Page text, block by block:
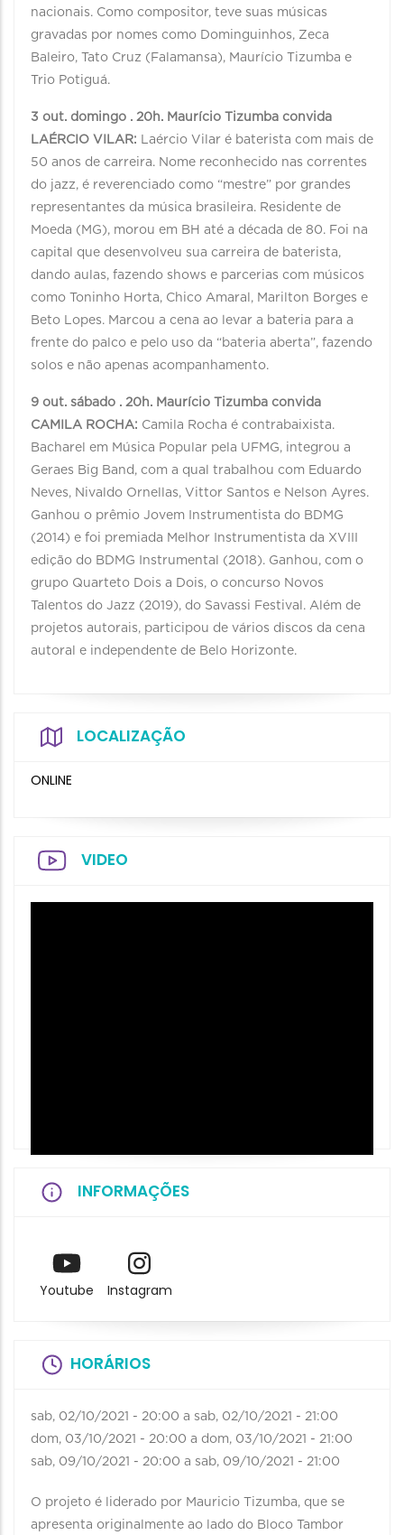
nacionais. Como compositor, teve suas músicas
gravadas por nomes como Dominguinhos, Zeca
Baleiro, Tato Cruz (Falamansa), Maurício Tizumba e
Trio Potiguá.
3 out. domingo . 20h. Maurício Tizumba convida
LAÉRCIO VILAR: Laércio Vilar é baterista com mais de
50 anos de carreira. Nome reconhecido nas correntes
do jazz, é reverenciado como “mestre” por grandes
representantes da música brasileira. Residente de
Moeda (MG), morou em BH até a década de 80. Foi na
capital que desenvolveu sua carreira de baterista,
dando aulas, fazendo shows e parcerias com músicos
como Toninho Horta, Chico Amaral, Marilton Borges e
Beto Lopes. Marcou a cena ao levar a bateria para a
frente do palco e pelo uso da “bateria aberta”, fazendo
solos e não apenas acompanhamento.
9 out. sábado . 20h. Maurício Tizumba convida
CAMILA ROCHA: Camila Rocha é contrabaixista.
Bacharel em Música Popular pela UFMG, integrou a
Geraes Big Band, com a qual trabalhou com Eduardo
Neves, Nivaldo Ornellas, Vittor Santos e Nelson Ayres.
Ganhou o prêmio Jovem Instrumentista do BDMG
(2014) e foi premiada Melhor Instrumentista da XVIII
edição do BDMG Instrumental (2018). Ganhou, com o
grupo Quarteto Dois a Dois, o concurso Novos
Talentos do Jazz (2019), do Savassi Festival. Além de
projetos autorais, participou de vários discos da cena
autoral e independente de Belo Horizonte.
LOCALIZAÇÃO
ONLINE
VIDEO
INFORMAÇÕES
Youtube Instagram
HORÁRIOS
sab, 02/10/2021 - 20:00 a sab, 02/10/2021 - 21:00
dom, 03/10/2021 - 20:00 a dom, 03/10/2021 - 21:00
sab, 09/10/2021 - 20:00 a sab, 09/10/2021 - 21:00
O projeto é liderado por Mauricio Tizumba, que se
apresenta originalmente ao lado do Bloco Tambor